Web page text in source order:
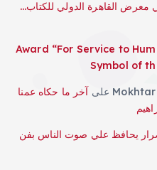
ا
ل
م
ق
معرض القاهرة الدولي للكتاب…
Award “For Service to
Symbol of
على آخر ما حكاه عمنا
٣١ ضرار يحافظ علي صوت الناس بفن